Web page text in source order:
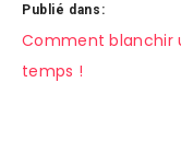
Publié dans:
Navigation
de
Comment blanchir
temps !